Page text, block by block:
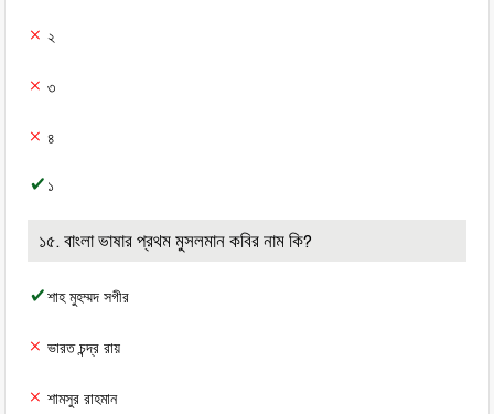
২
৩
৪
১
১৫. বাংলা ভাষার প্রথম মুসলমান কবির নাম কি?
শাহ মুহম্মদ সগীর
ভারত চন্দ্র রায়
শামসুর রাহমান